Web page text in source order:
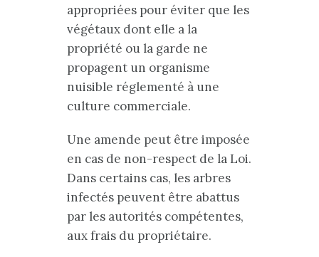
appropriées pour éviter que les
végétaux dont elle a la
propriété ou la garde ne
propagent un organisme
nuisible réglementé à une
culture commerciale.
Une amende peut être imposée
en cas de non-respect de la Loi.
Dans certains cas, les arbres
infectés peuvent être abattus
par les autorités compétentes,
aux frais du propriétaire.